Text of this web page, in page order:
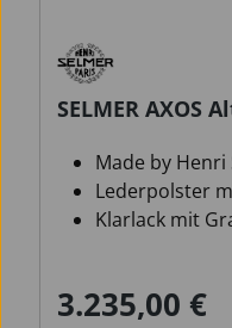
SELMER AXOS
Made by Henri
Lederpolster
Klarlack mit
Verkaufspreis:
3.235,00 €